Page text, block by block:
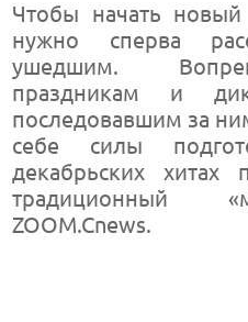
Чтобы начать новый
нужно сперва
ушедшим.
праздникам и
последовавшим за
себе силы
декабрьских
традиционный
ZOOM.Cnews.